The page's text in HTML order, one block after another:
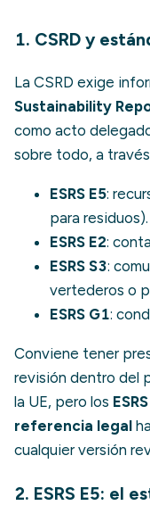
1. CSRD y
La CSRD exige
Sustainability
como acto
sobre todo, a
ESRS E5:
para residuos).
ESRS E2:
ESRS S3:
vertederos o
ESRS G1:
Conviene tener
revisión dentro del
la UE, pero los
referencia legal
cualquier versión
2. ESRS E5: el